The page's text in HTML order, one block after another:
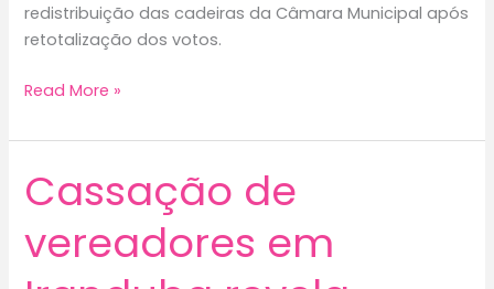
redistribuição das cadeiras da Câmara Municipal após
retotalização dos votos.
Fraude
cota
gênero
Iranduba:
Read More »
Cassação de
vereadores em